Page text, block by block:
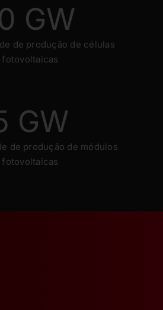
GW
de produção de células
fotovoltaicas
GW
de produção de módulos
fotovoltaicas